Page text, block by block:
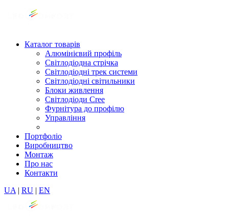
Каталог товарів
Алюмінієвий профіль
Світлодіодна стрічка
Світлодіодні трек системи
Світлодіодні світильники
Блоки живлення
Світлодіоди Cree
Фурнітура до профілю
Управління
Портфоліо
Виробництво
Монтаж
Про нас
Контакти
UA | RU | EN